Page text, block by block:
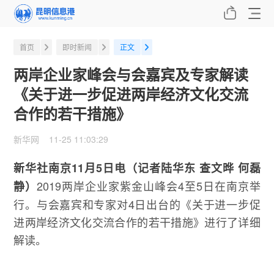
首页 即时新闻 正文
两岸企业家峰会与会嘉宾及专家解读
《关于进一步促进两岸经济文化交流
合作的若干措施》
新华网 11-25 11:03:29
新华社南京11月5日电（记者陆华东 查文晔 何磊
静）2019两岸企业家紫金山峰会4至5日在南京举
行。与会嘉宾和专家对4日出台的《关于进一步促
进两岸经济文化交流合作的若干措施》进行了详细
解读。